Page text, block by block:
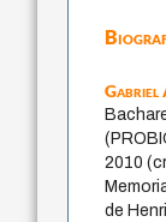
Gabriel
2010
de